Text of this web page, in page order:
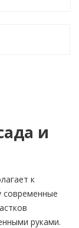
и
к
современные
руками.